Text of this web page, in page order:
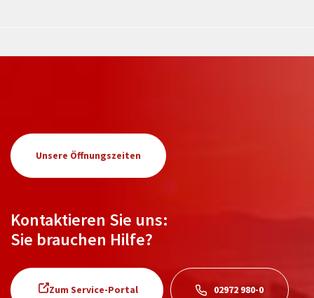
Unsere Öffnungszeiten
Kontaktieren Sie uns:
Sie brauchen Hilfe?
Zum Service-Portal 02972 980-0